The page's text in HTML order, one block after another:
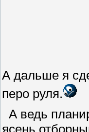
А дальше я
перо руля.
А ведь
ясень